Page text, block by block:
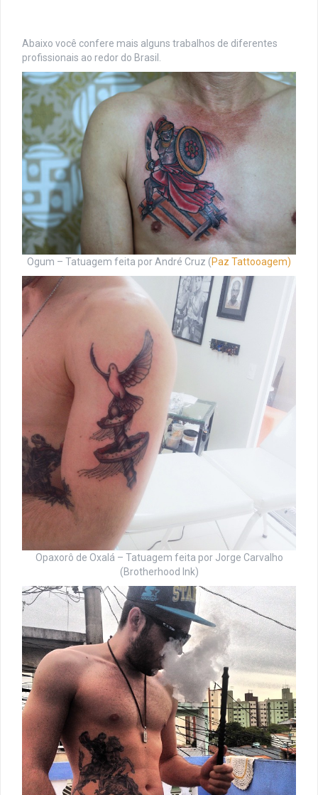
Abaixo você confere mais alguns trabalhos de diferentes
profissionais ao redor do Brasil.
Ogum – Tatuagem feita por André Cruz (Paz Tattooagem)
Opaxorô de Oxalá – Tatuagem feita por Jorge Carvalho
(Brotherhood Ink)